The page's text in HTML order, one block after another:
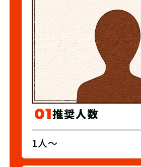
01推奨人数
1人〜